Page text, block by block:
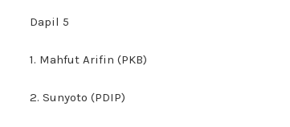
Dapil 5
1. Mahfut Arifin (PKB)
2. Sunyoto (PDIP)